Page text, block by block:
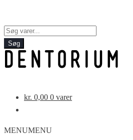
Products
search
Søg
kr. 0,00 0 varer
MENUMENU